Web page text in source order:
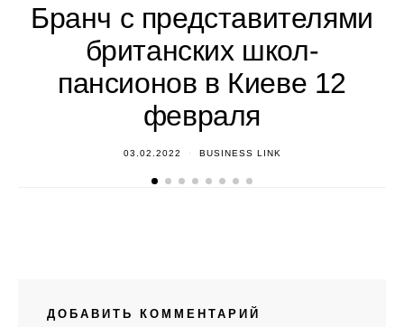
Бранч с представителями
британских школ-
пансионов в Киеве 12
февраля
03.02.2022 BUSINESS LINK
ДОБАВИТЬ КОММЕНТАРИЙ